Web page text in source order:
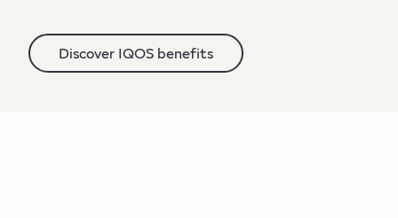
Discover IQOS benefits​